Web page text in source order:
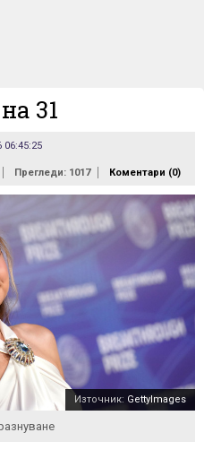
31
06:45:25
Прегледи: 1017 Коментари (0)
Източник: GettyImages